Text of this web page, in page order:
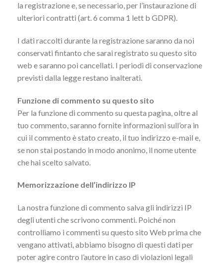
la registrazione e, se necessario, per l’instaurazione di
ulteriori contratti (art. 6 comma 1 lett b GDPR).
I dati raccolti durante la registrazione saranno da noi
conservati fintanto che sarai registrato su questo sito
web e saranno poi cancellati. I periodi di conservazione
previsti dalla legge restano inalterati.
Funzione di commento su questo sito
Per la funzione di commento su questa pagina, oltre al
tuo commento, saranno fornite informazioni sull’ora in
cui il commento è stato creato, il tuo indirizzo e-mail e,
se non stai postando in modo anonimo, il nome utente
che hai scelto salvato.
Memorizzazione dell’indirizzo IP
La nostra funzione di commento salva gli indirizzi IP
degli utenti che scrivono commenti. Poiché non
controlliamo i commenti su questo sito Web prima che
vengano attivati, abbiamo bisogno di questi dati per
poter agire contro l’autore in caso di violazioni legali